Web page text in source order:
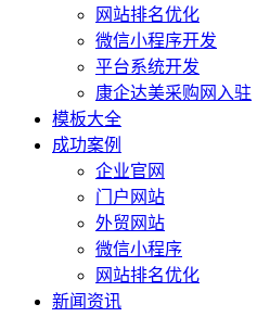
网站排名优化
微信小程序开发
平台系统开发
康企达美采购网入驻
模板大全
成功案例
企业官网
门户网站
外贸网站
微信小程序
网站排名优化
新闻资讯